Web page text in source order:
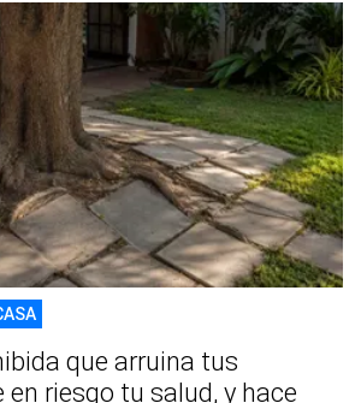
que arruina tus
en riesgo tu salud, y hace